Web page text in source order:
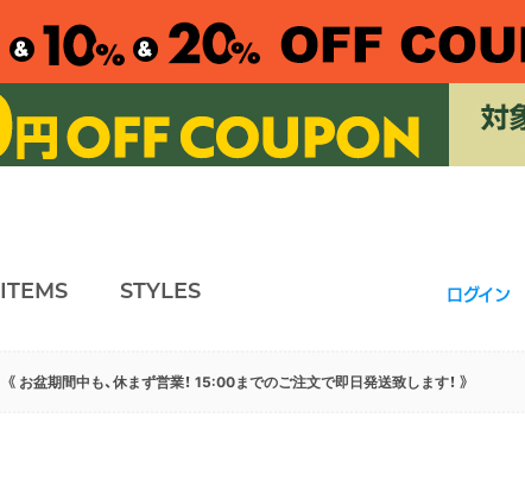
ITEMS STYLES ログイン
《 お盆期間中も、休まず営業！ 15:00までのご注文で即日発送致します！ 》